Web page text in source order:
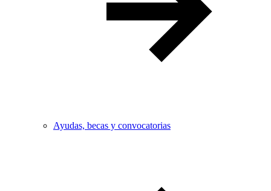
Ayudas, becas y convocatorias